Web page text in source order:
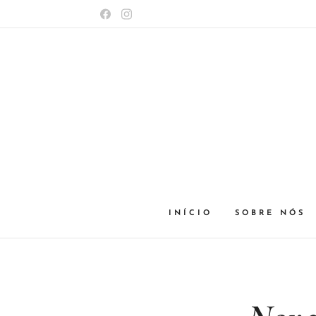
INÍCIO SOBRE NÓS